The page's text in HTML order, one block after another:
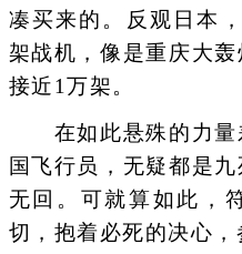
凑买来的。反观日本
架战机，像是重庆大
接近1万架。
在如此悬殊的力量
国飞行员，无疑都是
无回。可就算如此，
切，抱着必死的决心，